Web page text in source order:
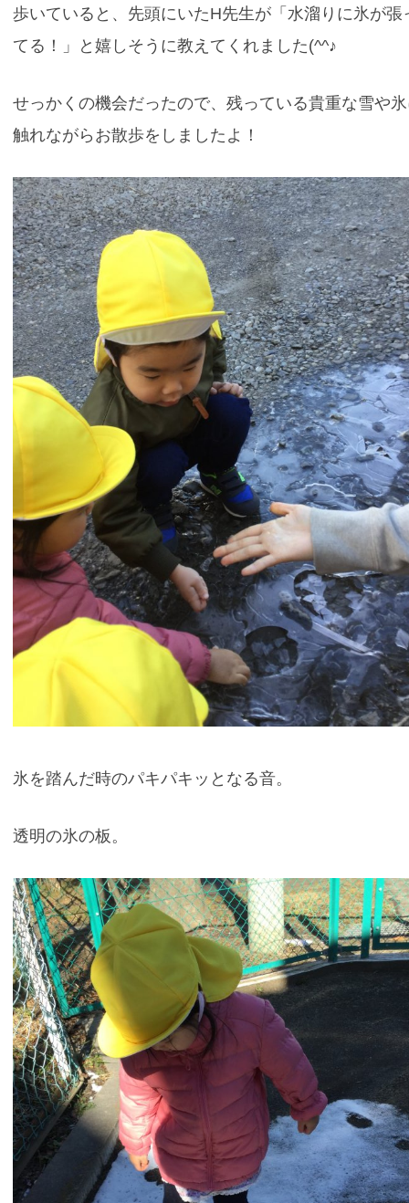
歩いていると、先頭にいたH先生が「水溜りに氷が張
てる！」と嬉しそうに教えてくれました(^^♪
せっかくの機会だったので、残っている貴重な雪や
触れながらお散歩をしましたよ！
氷を踏んだ時のパキパキッとなる音。
透明の氷の板。